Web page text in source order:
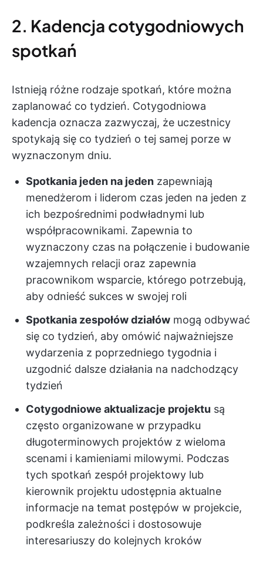
2. Kadencja cotygodniowych
spotkań
Istnieją różne rodzaje spotkań, które można
zaplanować co tydzień. Cotygodniowa
kadencja oznacza zazwyczaj, że uczestnicy
spotykają się co tydzień o tej samej porze w
wyznaczonym dniu.
Spotkania jeden na jeden zapewniają
menedżerom i liderom czas jeden na jeden z
ich bezpośrednimi podwładnymi lub
współpracownikami. Zapewnia to
wyznaczony czas na połączenie i budowanie
wzajemnych relacji oraz zapewnia
pracownikom wsparcie, którego potrzebują,
aby odnieść sukces w swojej roli
Spotkania zespołów działów mogą odbywać
się co tydzień, aby omówić najważniejsze
wydarzenia z poprzedniego tygodnia i
uzgodnić dalsze działania na nadchodzący
tydzień
Cotygodniowe aktualizacje projektu są
często organizowane w przypadku
długoterminowych projektów z wieloma
scenami i kamieniami milowymi. Podczas
tych spotkań zespół projektowy lub
kierownik projektu udostępnia aktualne
informacje na temat postępów w projekcie,
podkreśla zależności i dostosowuje
interesariuszy do kolejnych kroków